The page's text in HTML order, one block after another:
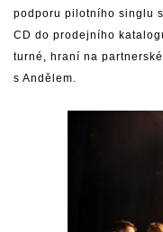
podporu pilotního singlu
CD do prodejního
turné, hraní na
s Andělem.